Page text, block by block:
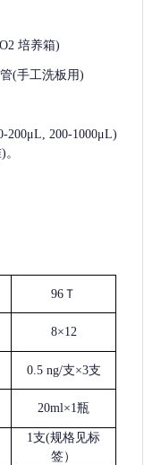
培养箱)
(手工洗板用)
200μL, 200-1000μL)
96Ｔ
8×12
0.5 ng/支×3支
20ml×1瓶
1支(规格见标
签）